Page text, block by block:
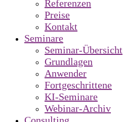
Referenzen
Preise
Kontakt
Seminare
Seminar-Übersicht
Grundlagen
Anwender
Fortgeschrittene
KI-Seminare
Webinar-Archiv